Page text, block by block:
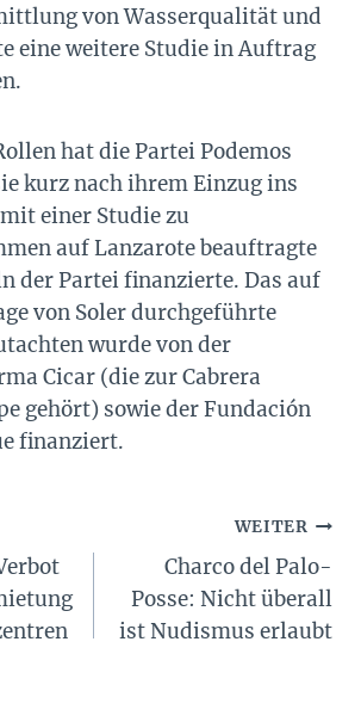
von Wasserqualität und
eine weitere Studie in Auftrag
hat die Partei Podemos
kurz nach ihrem Einzug ins
einer Studie zu
auf Lanzarote beauftragte
der Partei finanzierte. Das auf
von Soler durchgeführte
wurde von der
Cicar (die zur Cabrera
gehört) sowie der Fundación
finanziert.
WEITER
Charco del Palo-
Posse: Nicht überall
ist Nudismus erlaubt